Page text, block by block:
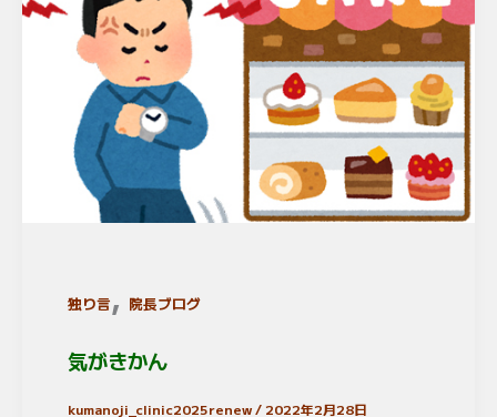
独り言, 院長ブログ
気がきかん
kumanoji_clinic2025renew/ 2022年2月28日